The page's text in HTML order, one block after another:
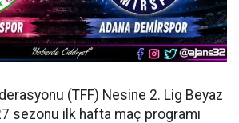
(TFF) Nesine 2. Lig Beyaz
sezonu ilk hafta maç programı